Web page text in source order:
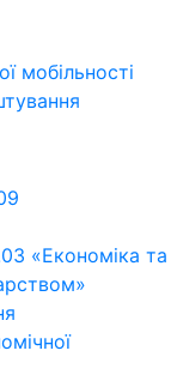
мобільності
«Економіка та